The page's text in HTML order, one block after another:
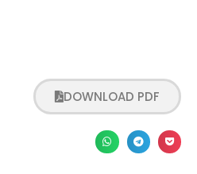
DOWNLOAD PDF